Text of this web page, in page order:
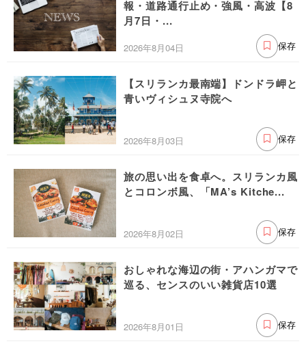
報・道路通行止め・強風・高波【8
月7日・...
2026年8月04日 保存
【スリランカ最南端】ドンドラ岬と
青いヴィシュヌ寺院へ
2026年8月03日 保存
旅の思い出を食卓へ。スリランカ風
とコロンボ風、「MA’s Kitche...
2026年8月02日 保存
おしゃれな海辺の街・アハンガマで
巡る、センスのいい雑貨店10選
2026年8月01日 保存